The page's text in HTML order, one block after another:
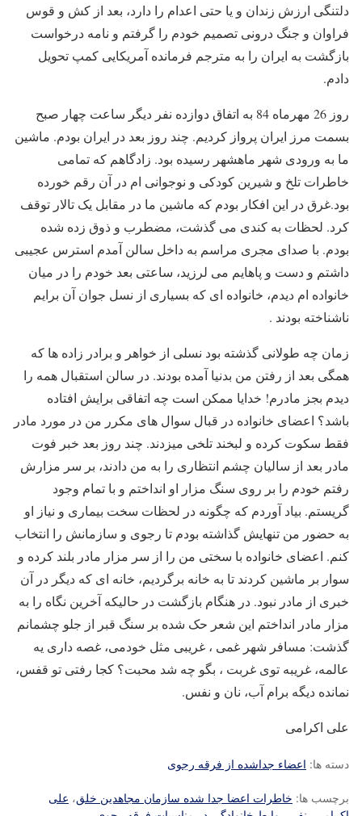
دلتنگی ارزش زندان و یا حتی اعدام را دارد، بعد از کش و قوس
فراوان و جنگ درونی تصمیم خودم را گرفتم و نامه درخواست
بازگشت به ایران را به مترجم فرمانده آمریکایی کمپ تحویل
دادم.
روز 26 مهرماه 84 به اتفاق دوازده نفر دیگر ساعت چهار صبح
بسمت مرز ایران پرواز کردیم. چند روز بعد در ایران بودم. ماشین
ما به ورودی شهر ماهشهر رسیده بود. زادگاهم که تمامی
خاطرات تلخ و شیرین کودکی و نوجوانی ام در آن رقم خورده
بود.غرق در این افکار بودم که ماشین ما در مقابل یک تالار توقف
کرد. لحظات به کندی می گذشت، مضطرب و ذوق زده شده
بودم. با صدای مجری مراسم به داخل سالن آمدم استرس عجیبی
داشتم و دست و پاهایم می لرزید، ساعتی بعد خودم را در میان
خانواده ام دیدم، خانواده ای که بسیاری از نسل جوان آن برایم
ناشناخته بودند .
زمان چه طولانی گذشته بود نسلی از خواهر و برادر زاده ها که
همگی بعد از رفتن من بدنیا آمده بودند. در سالن استقبال همه را
دیدم بجز مادرم! خدایا ممکن است چه اتفاقی برایش افتاده
باشد؟ اعضای خانواده در قبال سوال های مکرر من در مورد مادر
فقط سکوت کرده و لبخند تلخی میزدند. چند روز بعد خبر فوت
مادر بعد از سالیان چشم انتظاری را به من دادند، بر سر مزارش
رفتم خودم را بر روی سنگ مزار او انداختم و با تمام وجود
گریستم. بیاد آوردم که چگونه در لحظات سخت بیماری و نیاز او
به حضور من تنهایش گذاشته بودم تا رجوی و سازمانش را انتخاب
کنم. اعضای خانواده با سختی من را از سر مزار مادر بلند کرده و
سوار بر ماشین کردند تا به خانه برگردیم، خانه ای که دیگر در آن
خبری از مادر نبود. در هنگام بازگشت در حالیکه آخرین نگاه را به
مزار مادر انداختم این شعر حک شده بر سنگ قبر از جلو چشمانم
گذشت: مسافر شهر غمی ، غریبی مثل خودمی، غصه داری یه
عالمه، غریبه توی غربت ، بگو چه شد محبت؟ کجا رفتی تو قفس،
نمانده دیگه برام آب، نان و نفس.
علی اکرامی
دسته ها: اعضاء جداشده از فرقه رجوی
برچسب ها: خاطرات اعضا جدا شده سازمان مجاهدین خلق، علی